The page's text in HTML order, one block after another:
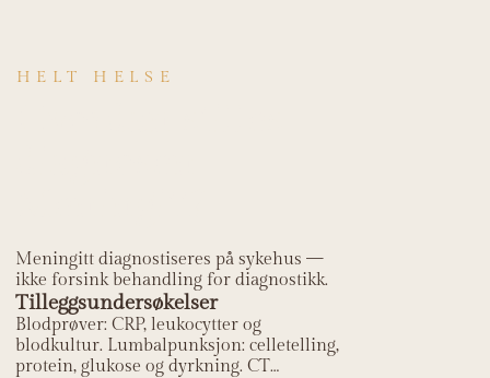
HELT HELSE
Meningitt diagnostiseres på sykehus —
ikke forsink behandling for diagnostikk.
Tilleggsundersøkelser
Blodprøver: CRP, leukocytter og
blodkultur. Lumbalpunksjon: celletelling,
protein, glukose og dyrkning. CT